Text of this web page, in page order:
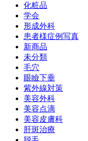
化粧品
学会
形成外科
患者様症例写真
新商品
未分類
毛穴
眼瞼下垂
紫外線対策
美容外科
美容点滴
美容皮膚科
肝斑治療